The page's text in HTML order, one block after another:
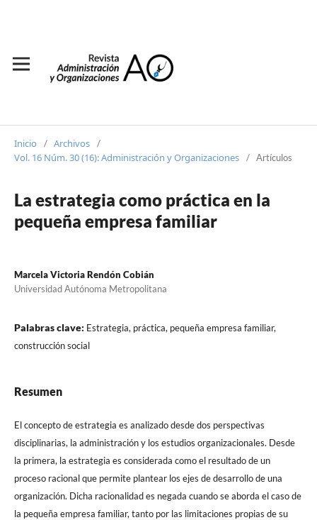
Inicio / Archivos /
Vol. 16 Núm. 30 (16): Administración y Organizaciones / Artículos
La estrategia como práctica en la
pequeña empresa familiar
Marcela Victoria Rendón Cobián
Universidad Autónoma Metropolitana
Palabras clave: Estrategia, práctica, pequeña empresa familiar,
construcción social
Resumen
El concepto de estrategia es analizado desde dos perspectivas
disciplinarias, la administración y los estudios organizacionales. Desde
la primera, la estrategia es considerada como el resultado de un
proceso racional que permite plantear los ejes de desarrollo de una
organización. Dicha racionalidad es negada cuando se aborda el caso de
la pequeña empresa familiar, tanto por las limitaciones propias de su